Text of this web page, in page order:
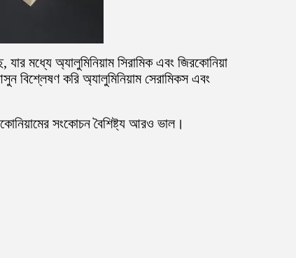
মধ্যে অ্যালুমিনিয়াম সিরামিক এবং জিরকোনিয়া
বিশ্লেষণ করি অ্যালুমিনিয়াম সেরামিকস এবং
সংকোচন বৈশিষ্ট্য আরও ভাল।